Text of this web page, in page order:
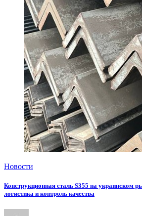
Новости
Конструкционная сталь S355 на украинском
логистика и контроль качества